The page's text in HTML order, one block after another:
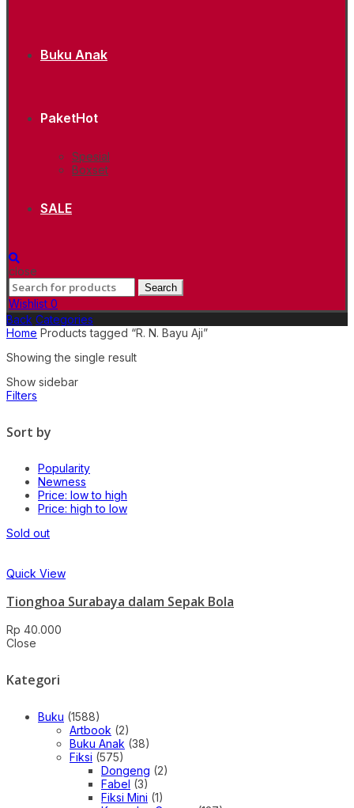
Buku Anak
PaketHot
Spesial
Boxset
SALE
close
Search
for:
Search
Wishlist 0
Back Categories
Home Products tagged “R. N. Bayu Aji”
Showing the single result
Show sidebar
Filters
Sort by
Popularity
Newness
Price: low to high
Price: high to low
Sold out
Quick View
Tionghoa Surabaya dalam Sepak Bola
Rp 40.000
Close
Kategori
Buku (1588)
Artbook (2)
Buku Anak (38)
Fiksi (575)
Dongeng (2)
Fabel (3)
Fiksi Mini (1)